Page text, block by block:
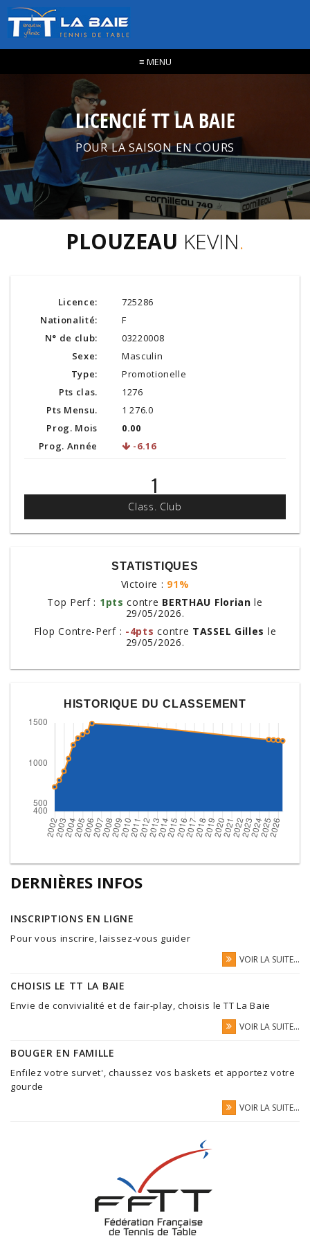
≡ MENU
LICENCIÉ TT LA BAIE
POUR LA SAISON EN COURS
PLOUZEAU KEVIN.
Licence:
Nationalité:
N° de club:
Sexe:
Type:
Pts clas.
Pts Mensu.
Prog. Mois
Prog. Année
725286
F
03220008
Masculin
Promotionelle
1276
1 276.0
0.00
-6.16
1
Class. Club
STATISTIQUES
Victoire : 91%
Top Perf : 1pts contre BERTHAU Florian le
29/05/2026.
Flop Contre-Perf : -4pts contre TASSEL Gilles le
29/05/2026.
HISTORIQUE DU CLASSEMENT
DERNIÈRES INFOS
INSCRIPTIONS EN LIGNE
Pour vous inscrire, laissez-vous guider
VOIR LA SUITE...
CHOISIS LE TT LA BAIE
Envie de convivialité et de fair-play, choisis le TT La Baie
VOIR LA SUITE...
BOUGER EN FAMILLE
Enfilez votre survet', chaussez vos baskets et apportez votre
gourde
VOIR LA SUITE...